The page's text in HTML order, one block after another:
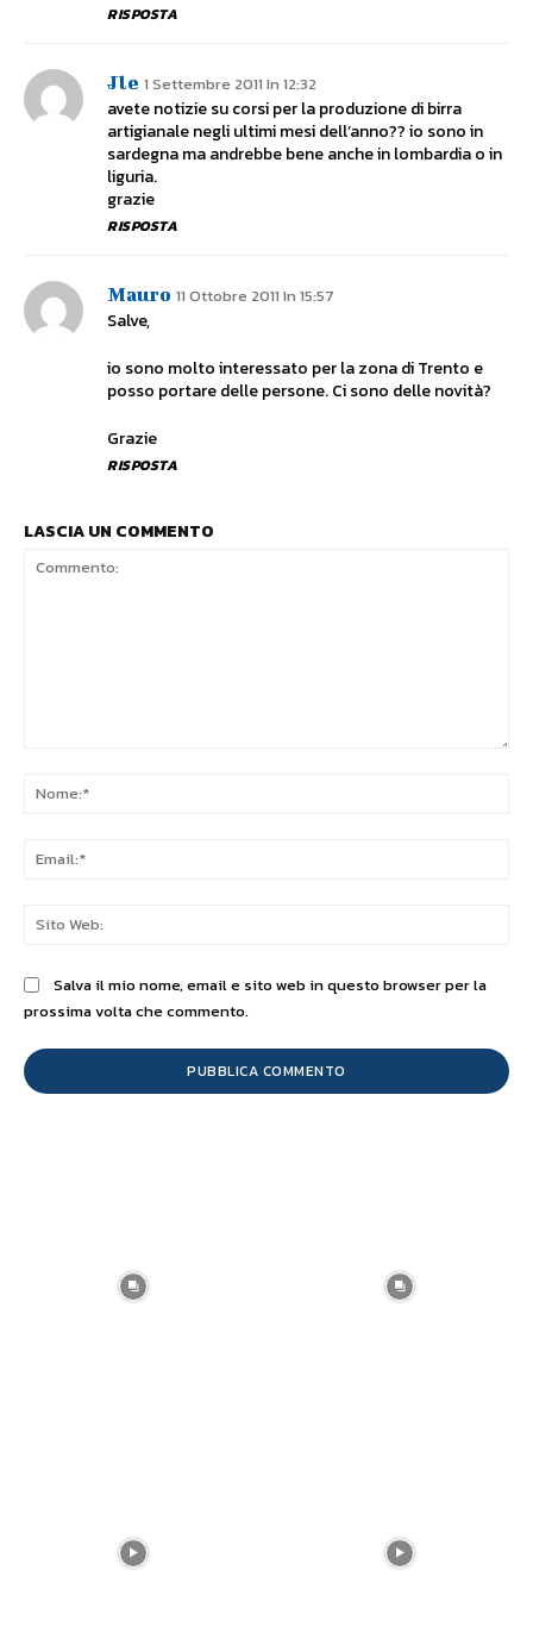
RISPOSTA
Jle 1 Settembre 2011 In 12:32
avete notizie su corsi per la produzione di birra
artigianale negli ultimi mesi dell’anno?? io sono in
sardegna ma andrebbe bene anche in lombardia o in
liguria.
grazie
RISPOSTA
Mauro 11 Ottobre 2011 In 15:57
Salve,
io sono molto interessato per la zona di Trento e
posso portare delle persone. Ci sono delle novità?
Grazie
RISPOSTA
LASCIA UN COMMENTO
Salva il mio nome, email e sito web in questo browser per la
prossima volta che commento.